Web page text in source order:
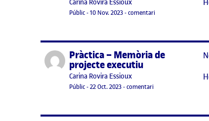
Carina Rovira Essioux
Visibilitat:
Públic-Data de publicació
10 Nov. 2023-comentariel PAC 3 –
Publicat perPràctica – Memòria de
projecte executiu
Publicat per
Carina Rovira Essioux
Visibilitat:
Públic-Data de publicació
22 Oct. 2023-comentariel Pràctica –